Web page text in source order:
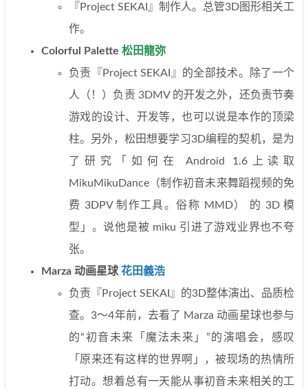
『Project SEKAI』制作人。总管3D图形相关工
作。
Colorful Palette 松田龍弥
负责『Project SEKAI』的全部技术。除了一个
人（！）负责 3DMV 的开发之外，还负责节奏
游戏的设计、开发等，也可以说是本作的顶梁
柱。另外，松田想要学习3D编程的契机，是为
了研究「如何在 Android 1.6上读取
MikuMikuDance（制作初音未来舞蹈视频的免
费 3DPV 制作工具。俗称 MMD） 的 3D 模
型」。说他是被 miku 引进了游戏业界也不夸
张。
Marza 动画星球 花田義浩
负责『Project SEKAI』的3D整体演出、品质检
查。3～4年前，去看了 Marza 动画星球也参与
的“初音未来「魔法未来」”的演唱会，感叹
「原来还有这样的世界啊」，被现场的热情所
打动。想着总有一天能从事初音未来相关的工